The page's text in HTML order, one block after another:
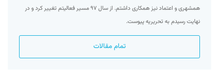
همشهری و اعتماد نیز همکاری داشتم. از سال ۹۷ مسیر فعالیتم تغییر کرد و در
نهایت رسیدم به تحریریه پیوست.
تمام مقالات